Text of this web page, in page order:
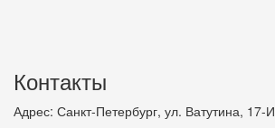
Контакты
Адрес: Санкт-Петербург, ул. Ватутина, 17-И